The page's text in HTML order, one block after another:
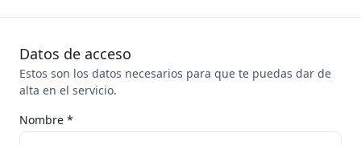
Datos de acceso
Estos son los datos necesarios para que te puedas dar de
alta en el servicio.
Nombre *